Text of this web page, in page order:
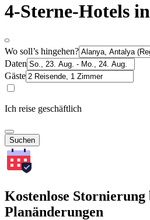
4-Sterne-Hotels
Wo soll’s hingehen?
Daten
Gäste
Ich reise geschäftlich
Suchen
Kostenlose Stornierung
Planänderungen